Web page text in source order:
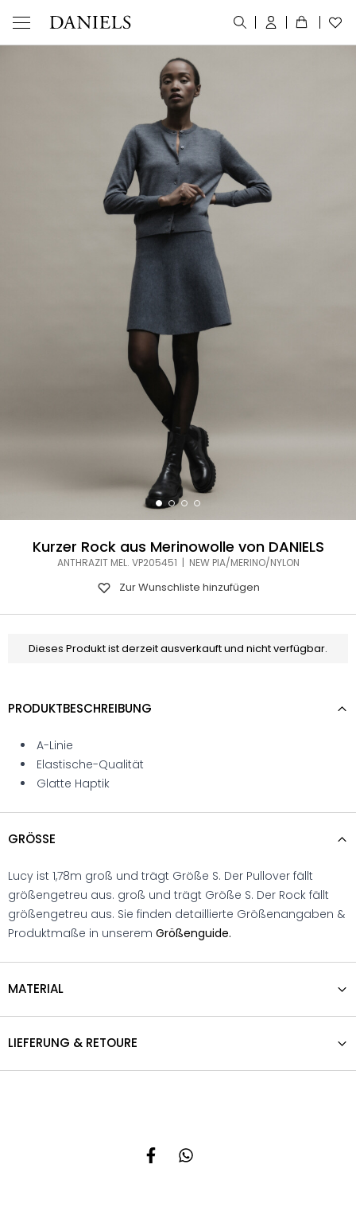
Kurzer Rock aus Merinowolle von DANIELS
ANTHRAZIT MEL. VP205451 | NEW PIA/MERINO/NYLON
Zur Wunschliste hinzufügen
Dieses Produkt ist derzeit ausverkauft und nicht verfügbar.
PRODUKTBESCHREIBUNG
A-Linie
Elastische-Qualität
Glatte Haptik
GRÖSSE
Lucy ist 1,78m groß und trägt Größe S. Der Pullover fällt
größengetreu aus. groß und trägt Größe S. Der Rock fällt
größengetreu aus. Sie finden detaillierte Größenangaben &
Produktmaße in unserem Größenguide.
MATERIAL
LIEFERUNG & RETOURE